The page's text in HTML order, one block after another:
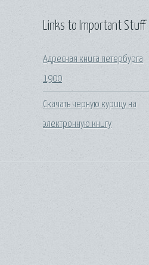
Links to Important Stuff
Адресная книга петербурга
1900
Скачать черную курицу на
электронную книгу